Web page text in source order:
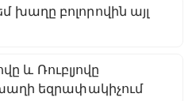
խաղը բոլորովին այլ
և Ռուբլյովը
եզրափակիչում